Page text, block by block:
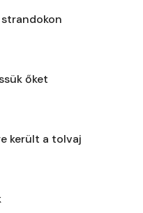
őket
került a tolvaj